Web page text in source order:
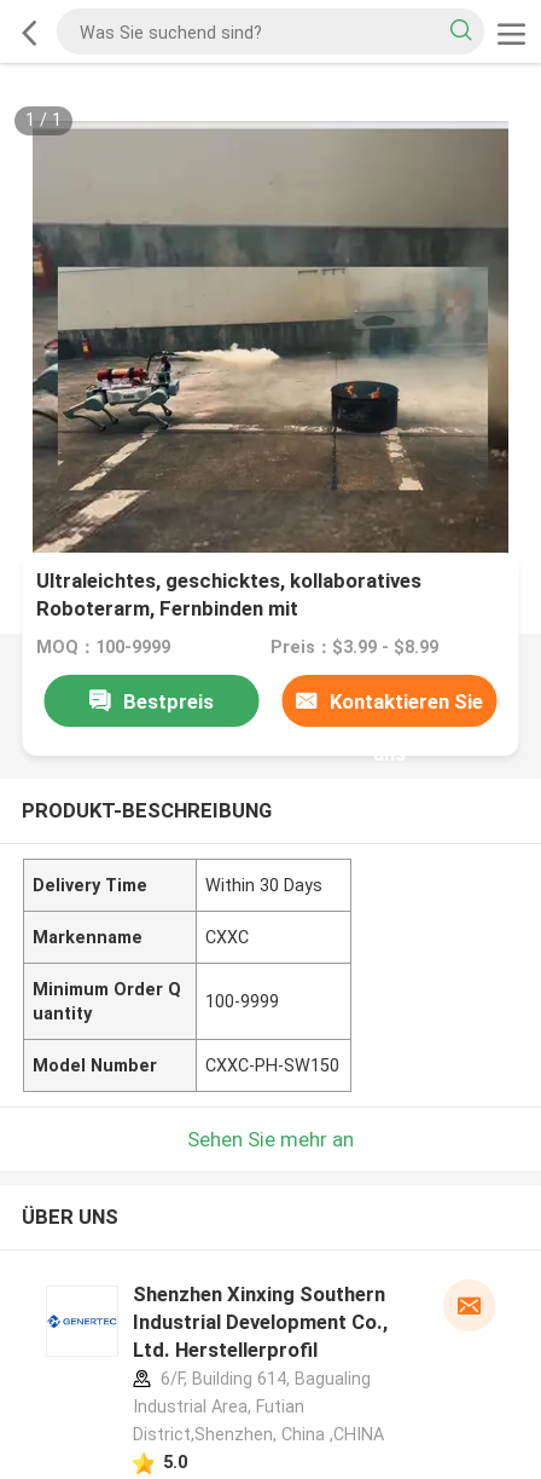
1 / 1
Ultraleichtes, geschicktes, kollaboratives
Roboterarm, Fernbinden mit
Explosionsschutzeinrichtungen
MOQ：100-9999 Preis：$3.99 - $8.99
Bestpreis Kontaktieren Sie
uns
PRODUKT-BESCHREIBUNG
Delivery Time Within 30 Days
Markenname CXXC
Minimum Order Q
uantity
100-9999
Model Number CXXC-PH-SW150
Sehen Sie mehr an
ÜBER UNS
Shenzhen Xinxing Southern
Industrial Development Co.,
Ltd. Herstellerprofil
6/F, Building 614, Bagualing
Industrial Area, Futian
District,Shenzhen, China ,CHINA
5.0